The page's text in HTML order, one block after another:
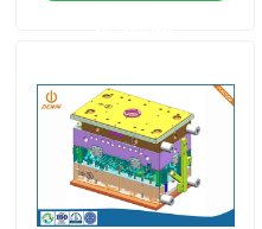
Pièces de usinage de
Pièces de rotation de